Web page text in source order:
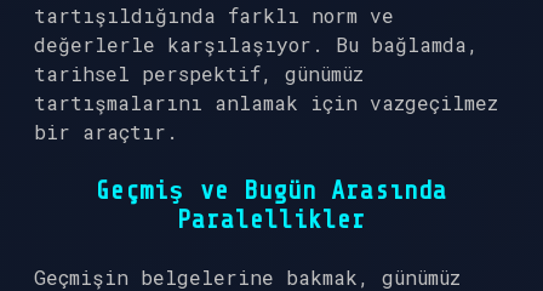
tartışıldığında farklı norm ve
değerlerle karşılaşıyor. Bu bağlamda,
tarihsel perspektif, günümüz
tartışmalarını anlamak için vazgeçilmez
bir araçtır.
Geçmiş ve Bugün Arasında
Paralellikler
Geçmişin belgelerine bakmak, günümüz